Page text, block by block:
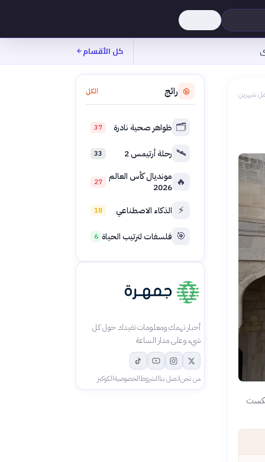
كل الأقسام
شهرين رائج الكل
🗂️ ظواهر صحية نادرة 37
🛰️ رحلة أرتيمس 2 33
🔥 مونديال كأس العالم
2026
27
⚡ الذكاء الاصطناعي 18
🎯 فلسفات لترتيب الحياة 6
أخبار تهمك ومعلومات تفيدك حول كل
شيء وعلى مدار الساعة
من نحناتصل بناالشروطالخصوصيةالكوكيز